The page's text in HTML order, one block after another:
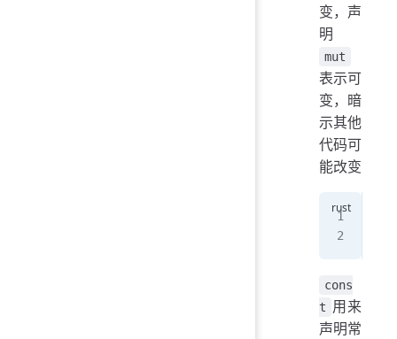
变，声
明
mut
表示可
变，暗
示其他
代码可
能改变
cons
t 用来
声明常